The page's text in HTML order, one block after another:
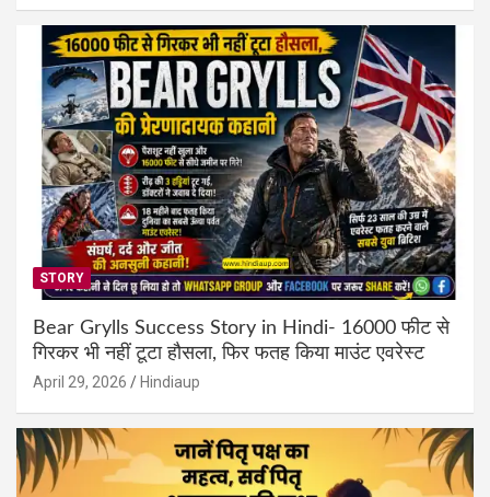
STORY
Bear Grylls Success Story in Hindi- 16000 फीट से
गिरकर भी नहीं टूटा हौसला, फिर फतह किया माउंट एवरेस्ट
April 29, 2026 Hindiaup